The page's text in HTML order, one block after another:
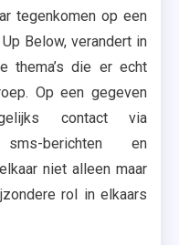
tegenkomen op een
Below, verandert in
thema’s die er echt
Op een gegeven
contact via
berichten en
niet alleen maar
rol in elkaars